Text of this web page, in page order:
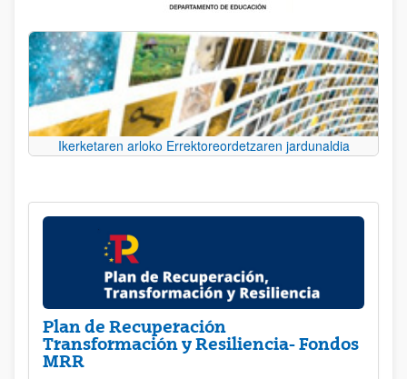
Ikerketaren arloko Errektoreordetzaren jardunaldia
Plan de Recuperación
Transformación y Resiliencia- Fondos
MRR